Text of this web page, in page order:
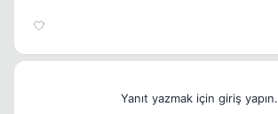
Yanıt yazmak için giriş yapın.